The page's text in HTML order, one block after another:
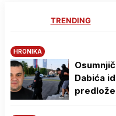
TRENDING
HRONIKA
Dabića